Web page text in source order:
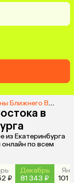
из Екатеринбурга
в
из Екатеринбурга
по всем
₽
Декабрь
81 343 ₽
101